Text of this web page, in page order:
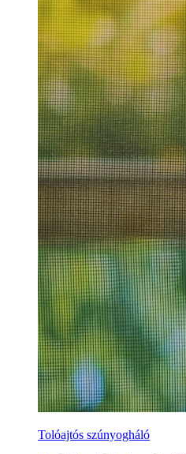
Tolóajtós szúnyogháló